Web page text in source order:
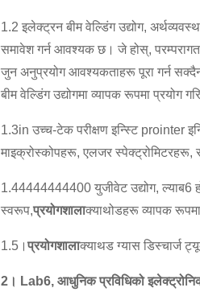
1.2 इलेक्ट्रन बीम वेल्डिंग उद्योग,
समावेश गर्न आवश्यक छ। जे होस्,
जुन अनुप्रयोग आवश्यकताहरू पूरा गर्न
बीम वेल्डिंग उद्योगमा व्यापक रूपमा प्रयोग
1.3in उच्च-टेक परीक्षण इन्स्टि prointer
माइक्रोस्कोपहरू, एलजर स्पेक्ट्रोमिटरहरू,
1.44444444400 युजीवेट उद्योग, ल्याब6
स्वरूप,प्रयोगशालाक्याथोडहरू व्यापक
1.5।प्रयोगशालाक्याथड ग्यास डिस्चार्ज
2। Lab6, आधुनिक प्रविधिको इलेक्ट्रोनिक